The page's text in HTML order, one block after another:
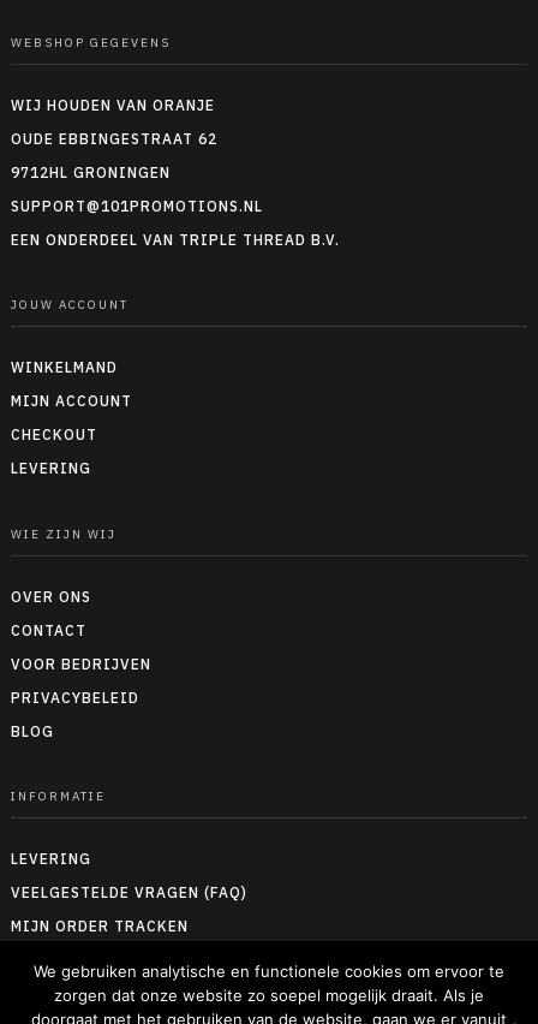
WEBSHOP GEGEVENS
WIJ HOUDEN VAN ORANJE
OUDE EBBINGESTRAAT 62
9712HL GRONINGEN
SUPPORT@101PROMOTIONS.NL
EEN ONDERDEEL VAN TRIPLE THREAD B.V.
JOUW ACCOUNT
WINKELMAND
MIJN ACCOUNT
CHECKOUT
LEVERING
WIE ZIJN WIJ
OVER ONS
CONTACT
VOOR BEDRIJVEN
PRIVACYBELEID
BLOG
INFORMATIE
LEVERING
VEELGESTELDE VRAGEN (FAQ)
MIJN ORDER TRACKEN
ALGEMENE VOORWAARDEN
We gebruiken analytische en functionele cookies om ervoor te
zorgen dat onze website zo soepel mogelijk draait. Als je
doorgaat met het gebruiken van de website, gaan we er vanuit